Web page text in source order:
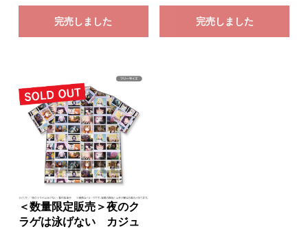
完売しました 完売しました
＜数量限定販売＞夜のク
ラゲは泳げない カジュ